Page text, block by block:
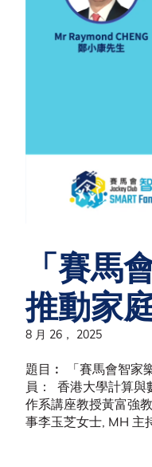
「賽馬
推動家
8 月 26， 2025
題目︰ 「賽馬會智家
員： 香港大學計算與
作系講座教授黃富強
事李玉芝女士, MH 主